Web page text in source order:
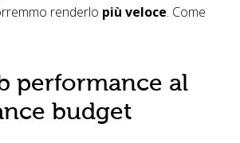
renderlo più veloce. Come
performance al
budget